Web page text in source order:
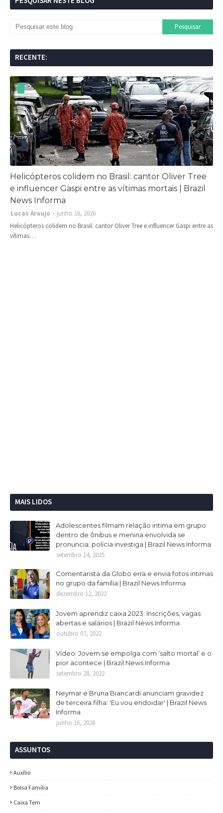
RECENTE:
Helicópteros colidem no Brasil: cantor Oliver Tree
e influencer Gaspi entre as vítimas mortais | Brazil
News Informa
Lucas Araujo
junho 16, 2026
Helicópteros colidem no Brasil: cantor Oliver Tree e influencer Gaspi entre as
vítimas…
MAIS LIDOS
Adolescentes filmam relação intima em grupo
dentro de ônibus e menina envolvida se
pronuncia; polícia investiga | Brazil News Informa
setembro 14, 2025
Comentarista da Globo erra e envia fotos intimas
no grupo da família | Brazil News Informa
dezembro 12, 2022
Jovem aprendiz caixa 2023: Inscrições, vagas
abertas e salários | Brazil News Informa
outubro 07, 2022
Vídeo: Jovem se empolga com ‘salto mortal’ e o
pior acontece | Brazil News Informa
setembro 28, 2022
Neymar e Bruna Biancardi anunciam gravidez
de terceira filha: 'Eu vou endoidar' | Brazil News
Informa
junho 16, 2026
ASSUNTOS
Auxílio
Bolsa Família
Caixa Tem